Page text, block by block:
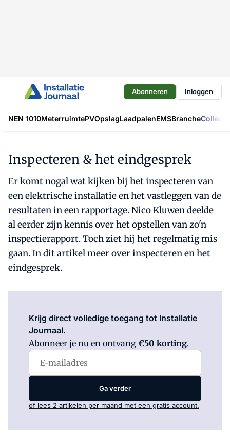
Abonneren Inloggen
NEN 1010MeterruimtePVOpslagLaadpalenEMSBranche
Inspecteren & het eindgesprek
Er komt nogal wat kijken bij het inspecteren van
een elektrische installatie en het vastleggen van de
resultaten in een rapportage. Nico Kluwen deelde
al eerder zijn kennis over het opstellen van zo'n
inspectierapport. Toch ziet hij het regelmatig mis
gaan. In dit artikel meer over inspecteren en het
eindgesprek.
Krijg direct volledige toegang tot Installatie
Journaal.
Abonneer je nu en ontvang €50 korting.
Ga verder
of lees 2 artikelen per maand met een gratis account.